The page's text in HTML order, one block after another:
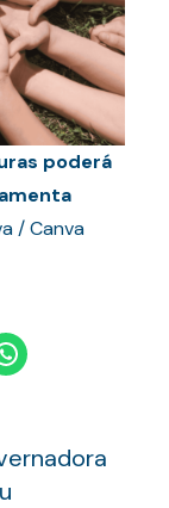
poderá
/ Canva
on WhatsApp